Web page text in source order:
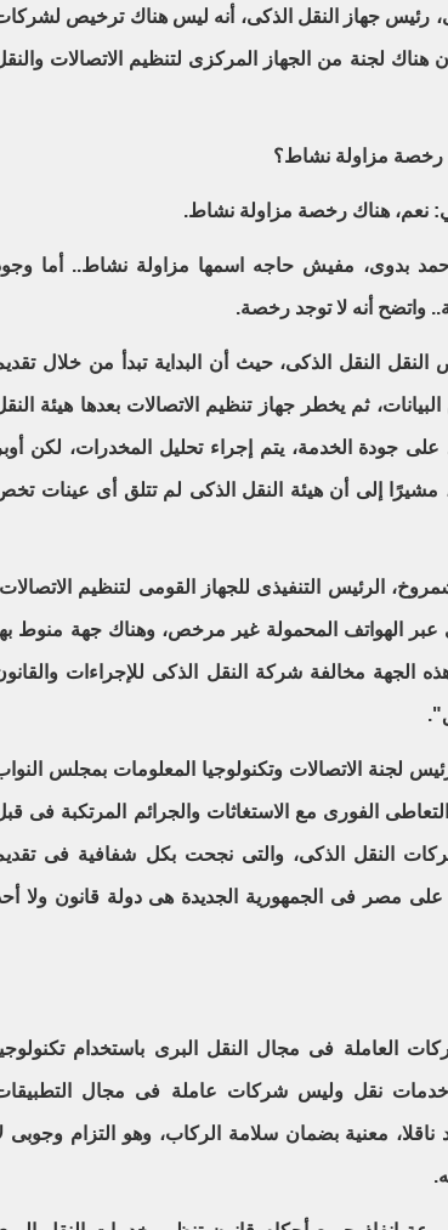
رئيس جهاز النقل الذكى، أنه ليس هناك ترخيص
هناك لجنة من الجهاز المركزى لتنظيم الاتصالات
رخصة مزاولة نشاط؟
نعم، هناك رخصة مزاولة نشاط.
بدوى، مفيش حاجه اسمها مزاولة نشاط.. أما
أنه لا توجد رخصة.
النقل الذكى، حيث أن البداية تبدأ من خلال
ثم يخطر جهاز تنظيم الاتصالات بعدها هيئة
على جودة الخدمة، يتم إجراء تحليل المخدرات، لكن أوبر
إلى أن هيئة النقل الذكى لم تتلق أى عينات
الرئيس التنفيذى للجهاز القومى لتنظيم
عبر الهواتف المحمولة غير مرخص، وهناك جهة منوط
الجهة مخالفة شركة النقل الذكى للإجراءات
لجنة الاتصالات وتكنولوجيا المعلومات بمجلس
الفورى مع الاستغاثات والجرائم المرتكبة فى
النقل الذكى، والتى نجحت بكل شفافية فى
على مصر فى الجمهورية الجديدة هى دولة قانون ولا
العاملة فى مجال النقل البرى باستخدام
نقل وليس شركات عاملة فى مجال
ناقلا، معنية بضمان سلامة الركاب، وهو التزام وجوبى